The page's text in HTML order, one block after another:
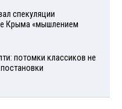
спекуляции
Крыма «мышлением
потомки классиков не